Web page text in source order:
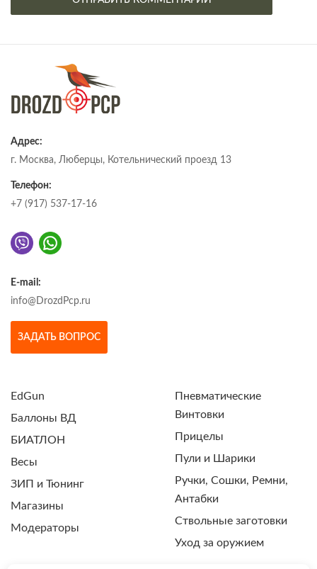
Адрес:
г. Москва, Люберцы, Котельнический проезд 13
Телефон:
+7 (917) 537-17-16
E-mail:
info@DrozdPcp.ru
ЗАДАТЬ ВОПРОС
EdGun
Баллоны ВД
БИАТЛОН
Весы
ЗИП и Тюнинг
Магазины
Модераторы
Пневматические
Винтовки
Прицелы
Пули и Шарики
Ручки, Сошки, Ремни,
Антабки
Ствольные заготовки
Уход за оружием